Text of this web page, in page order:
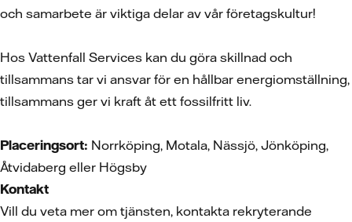
och samarbete är viktiga delar av vår företagskultur!
Hos Vattenfall Services kan du göra skillnad och
tillsammans tar vi ansvar för en hållbar energiomställning,
tillsammans ger vi kraft åt ett fossilfritt liv.
Placeringsort: Norrköping, Motala, Nässjö, Jönköping,
Åtvidaberg eller Högsby
Kontakt
Vill du veta mer om tjänsten, kontakta rekryterande